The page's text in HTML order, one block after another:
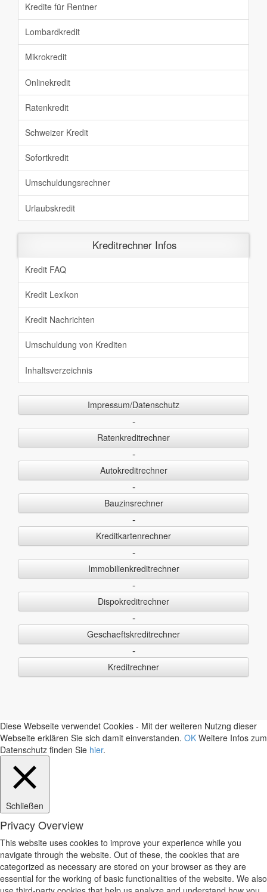
Kredite für Rentner
Lombardkredit
Mikrokredit
Onlinekredit
Ratenkredit
Schweizer Kredit
Sofortkredit
Umschuldungsrechner
Urlaubskredit
Kreditrechner Infos
Kredit FAQ
Kredit Lexikon
Kredit Nachrichten
Umschuldung von Krediten
Inhaltsverzeichnis
Impressum/Datenschutz
-
Ratenkreditrechner
-
Autokreditrechner
-
Bauzinsrechner
-
Kreditkartenrechner
-
Immobilienkreditrechner
-
Dispokreditrechner
-
Geschaeftskreditrechner
-
Kreditrechner
Diese Webseite verwendet Cookies - Mit der weiteren Nutzng dieser
Webseite erklären Sie sich damit einverstanden. OK Weitere Infos zum
Datenschutz finden Sie hier.
Schließen
Privacy Overview
This website uses cookies to improve your experience while you
navigate through the website. Out of these, the cookies that are
categorized as necessary are stored on your browser as they are
essential for the working of basic functionalities of the website. We also